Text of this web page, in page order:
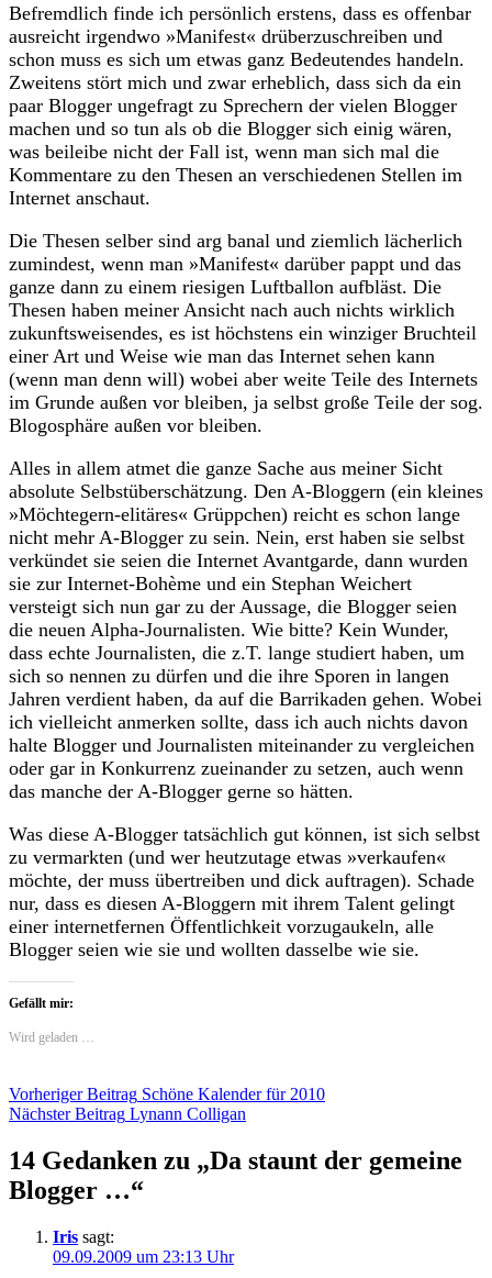
Befremdlich finde ich persönlich erstens, dass es offenbar
ausreicht irgendwo »Manifest« drüberzuschreiben und
schon muss es sich um etwas ganz Bedeutendes handeln.
Zweitens stört mich und zwar erheblich, dass sich da ein
paar Blogger ungefragt zu Sprechern der vielen Blogger
machen und so tun als ob die Blogger sich einig wären,
was beileibe nicht der Fall ist, wenn man sich mal die
Kommentare zu den Thesen an verschiedenen Stellen im
Internet anschaut.
Die Thesen selber sind arg banal und ziemlich lächerlich
zumindest, wenn man »Manifest« darüber pappt und das
ganze dann zu einem riesigen Luftballon aufbläst. Die
Thesen haben meiner Ansicht nach auch nichts wirklich
zukunftsweisendes, es ist höchstens ein winziger Bruchteil
einer Art und Weise wie man das Internet sehen kann
(wenn man denn will) wobei aber weite Teile des Internets
im Grunde außen vor bleiben, ja selbst große Teile der sog.
Blogosphäre außen vor bleiben.
Alles in allem atmet die ganze Sache aus meiner Sicht
absolute Selbstüberschätzung. Den A-Bloggern (ein kleines
»Möchtegern-elitäres« Grüppchen) reicht es schon lange
nicht mehr A-Blogger zu sein. Nein, erst haben sie selbst
verkündet sie seien die Internet Avantgarde, dann wurden
sie zur Internet-Bohème und ein Stephan Weichert
versteigt sich nun gar zu der Aussage, die Blogger seien
die neuen Alpha-Journalisten. Wie bitte? Kein Wunder,
dass echte Journalisten, die z.T. lange studiert haben, um
sich so nennen zu dürfen und die ihre Sporen in langen
Jahren verdient haben, da auf die Barrikaden gehen. Wobei
ich vielleicht anmerken sollte, dass ich auch nichts davon
halte Blogger und Journalisten miteinander zu vergleichen
oder gar in Konkurrenz zueinander zu setzen, auch wenn
das manche der A-Blogger gerne so hätten.
Was diese A-Blogger tatsächlich gut können, ist sich selbst
zu vermarkten (und wer heutzutage etwas »verkaufen«
möchte, der muss übertreiben und dick auftragen). Schade
nur, dass es diesen A-Bloggern mit ihrem Talent gelingt
einer internetfernen Öffentlichkeit vorzugaukeln, alle
Blogger seien wie sie und wollten dasselbe wie sie.
Gefällt mir:
Wird geladen …
Beitragsnavigation
Vorheriger Beitrag Schöne Kalender für 2010
Nächster Beitrag Lynann Colligan
14 Gedanken zu „Da staunt der gemeine
Blogger …“
Iris sagt:
09.09.2009 um 23:13 Uhr